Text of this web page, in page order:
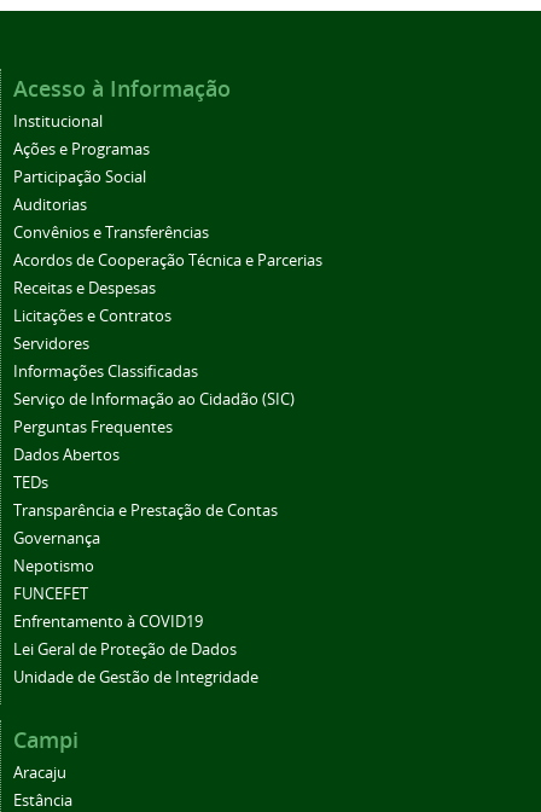
Acesso à Informação
Institucional
Ações e Programas
Participação Social
Auditorias
Convênios e Transferências
Acordos de Cooperação Técnica e Parcerias
Receitas e Despesas
Licitações e Contratos
Servidores
Informações Classificadas
Serviço de Informação ao Cidadão (SIC)
Perguntas Frequentes
Dados Abertos
TEDs
Transparência e Prestação de Contas
Governança
Nepotismo
FUNCEFET
Enfrentamento à COVID19
Lei Geral de Proteção de Dados
Unidade de Gestão de Integridade
Campi
Aracaju
Estância